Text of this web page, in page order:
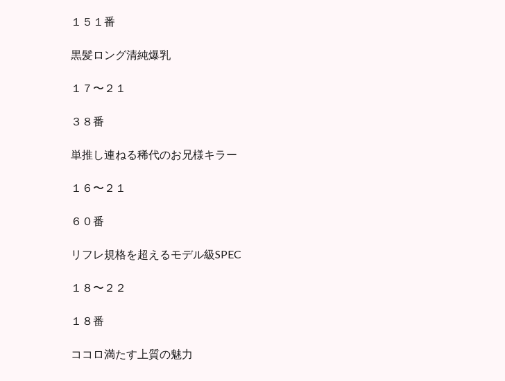
１５１番
黒髪ロング清純爆乳
１７〜２１
３８番
単推し連ねる稀代のお兄様キラー
１６〜２１
６０番
リフレ規格を超えるモデル級SPEC
１８〜２２
１８番
ココロ満たす上質の魅力